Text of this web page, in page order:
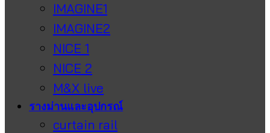
IMAGINE1
IMAGINE2
NICE 1
NICE 2
M&X live
รางม่านและอุปกรณ์
curtain rail